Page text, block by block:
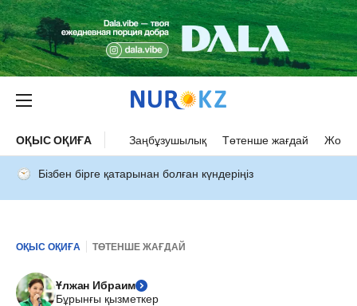
ОҚЫС ОҚИҒА Заңбұзушылық Төтенше жағдай Жол
Бізбен бірге қатарынан болған күндеріңіз
ОҚЫС ОҚИҒА ТӨТЕНШЕ ЖАҒДАЙ
Ұлжан Ибраим
Бұрынғы қызметкер